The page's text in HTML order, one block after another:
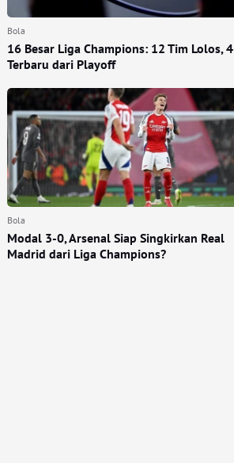
Bola
16 Besar Liga Champions: 12 Tim Lolos, 4
Terbaru dari Playoff
Bola
Modal 3-0, Arsenal Siap Singkirkan Real
Madrid dari Liga Champions?